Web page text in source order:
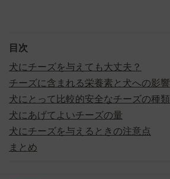
目次
犬にチーズを与えても大丈夫？
チーズに含まれる栄養素と犬への影響
犬にとって比較的安全なチーズの種類
犬にあげてよいチーズの量
犬にチーズを与えるときの注意点
まとめ